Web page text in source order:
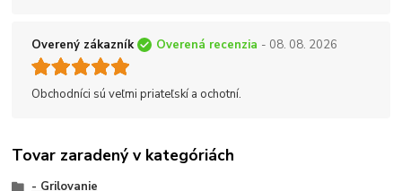
Overený zákazník Overená recenzia - 08. 08. 2026
Obchodníci sú veľmi priateľskí a ochotní.
Tovar zaradený v kategóriách
- Grilovanie